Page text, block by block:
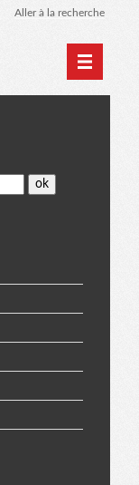
Aller à la recherche